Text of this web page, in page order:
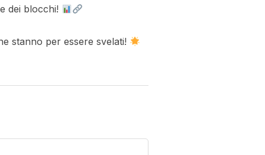
dei blocchi!
stanno per essere svelati!